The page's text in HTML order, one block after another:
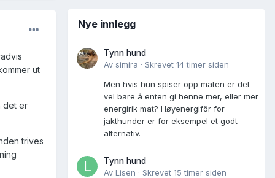
ut
det er
trives
Nye innlegg
Tynn hund
Av simira · Skrevet 14 timer siden
Men hvis hun spiser opp maten er det
vel bare å enten gi henne mer, eller mer
energirik mat? Høyenergifôr for
jakthunder er for eksempel et godt
alternativ.
Tynn hund
Av Lisen · Skrevet 15 timer siden